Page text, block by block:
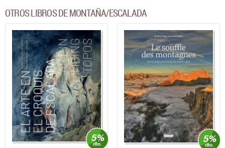
OTROS LIBROS DE MONTAÑA/ESCALADA